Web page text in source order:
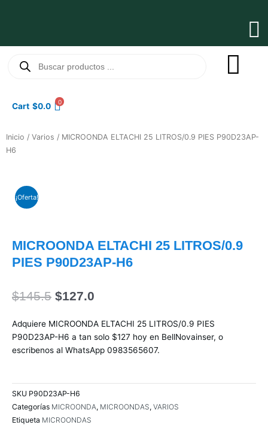
productos
Cart $0.0 0
Inicio / Varios / MICROONDA ELTACHI 25 LITROS/0.9 PIES P90D23AP-
H6
¡Oferta!
MICROONDA ELTACHI 25 LITROS/0.9
PIES P90D23AP-H6
$145.5 El
original
era:
$145.5.
$127.0
actual
es:
$127.0.
Adquiere MICROONDA ELTACHI 25 LITROS/0.9 PIES
P90D23AP-H6 a tan solo $127 hoy en BellNovainser, o
escribenos al WhatsApp 0983565607.
SKU P90D23AP-H6
Categorías MICROONDA, MICROONDAS, VARIOS
Etiqueta MICROONDAS